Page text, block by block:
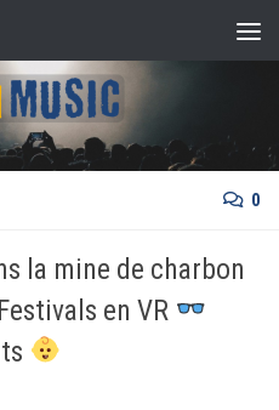
0
la mine de charbon
Festivals en VR